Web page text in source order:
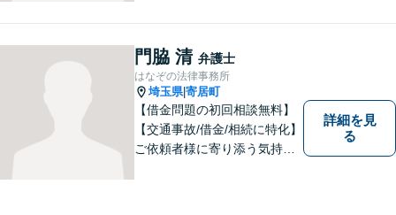
／休日対応可能】公平・公正
な立場から、事件の見通しを
正確に伝えます。お気軽にご
相談ください。
門脇 清 弁護士
はなぞの法律事務所
埼玉県|寄居町
【借金問題の初回相談無料】
【交通事故/借金/相続に特化】
ご依頼者様に寄り添う気持ち
詳細を見
る